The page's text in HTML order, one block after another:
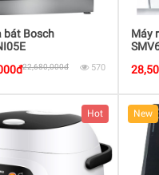
bát Bosch
22,680,000đ 570
Máy
Hot New